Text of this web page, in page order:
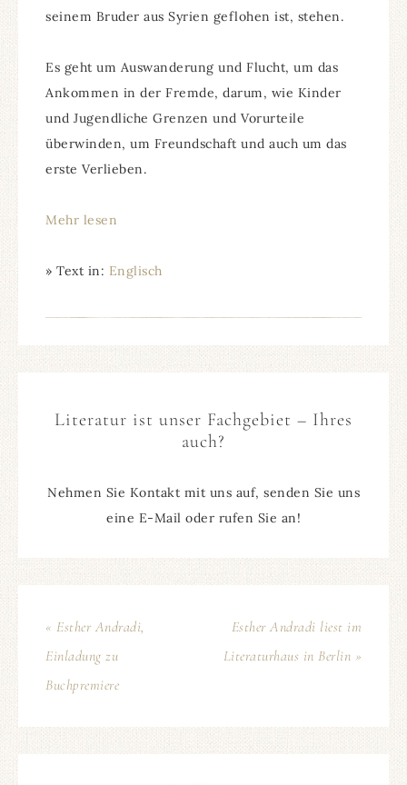
seinem Bruder aus Syrien geflohen ist, stehen.
Es geht um Auswanderung und Flucht, um das
Ankommen in der Fremde, darum, wie Kinder
und Jugendliche Grenzen und Vorurteile
überwinden, um Freundschaft und auch um das
erste Verlieben.
Mehr lesen
» Text in: Englisch
Literatur ist unser Fachgebiet – Ihres
auch?
Nehmen Sie Kontakt mit uns auf, senden Sie uns
eine E-Mail oder rufen Sie an!
« Esther Andradi,
Einladung zu
Buchpremiere
Esther Andradi liest im
Literaturhaus in Berlin »